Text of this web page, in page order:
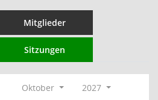
Mitglieder
Sitzungen
Oktober
2027